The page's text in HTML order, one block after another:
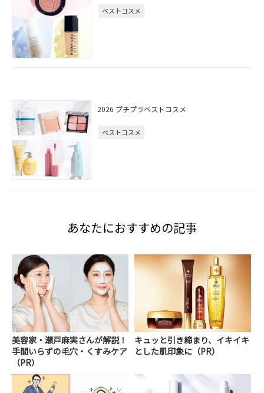
ベストコスメ
2026 プチプラベストコスメ
ベストコスメ
あなたにおすすめの記事
美容家・瀬戸麻実さんが解説！
手間いらずの毛穴・くすみケア
（PR）
キュッと引き締まり、イキイキ
とした肌印象に（PR）